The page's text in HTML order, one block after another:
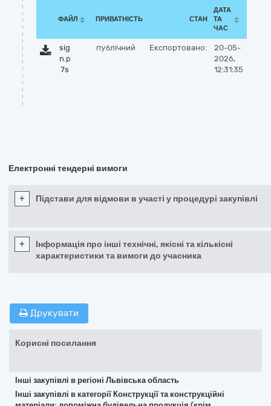
ФАЙЛ ПРИВАТНІСТЬ СТАН
ДАТА
ТА
ЧАС
sig
n.p
7s
публічний Експортовано:
20-05-
2026,
12:31:35
Електронні тендерні вимоги
+ Підстави для відмови в участі у процедурі закупівлі
+
Інформація про інші технічні, якісні та кількісні
характеристики та вимоги до учасника
Друкувати
Корисні посилання
Інші закупівлі в регіоні Львівська область
Інші закупівлі в категорії Конструкції та конструкційні